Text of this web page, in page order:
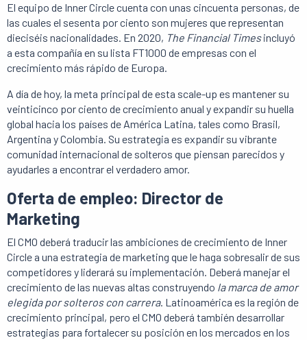
El equipo de Inner Circle cuenta con unas cincuenta personas, de
las cuales el sesenta por ciento son mujeres que representan
dieciséis nacionalidades. En 2020, The Financial Timesincluyó
a esta compañía en su lista FT1000 de empresas con el
crecimiento más rápido de Europa.
A día de hoy, la meta principal de esta scale-up es mantener su
veinticinco por ciento de crecimiento anual y expandir su huella
global hacia los países de América Latina, tales como Brasil,
Argentina y Colombia. Su estrategia es expandir su vibrante
comunidad internacional de solteros que piensan parecidos y
ayudarles a encontrar el verdadero amor.
Oferta de empleo: Director de
Marketing
El CMO deberá traducir las ambiciones de crecimiento de Inner
Circle a una estrategia de marketing que le haga sobresalir de sus
competidores y liderará su implementación. Deberá manejar el
crecimiento de las nuevas altas construyendo la marca de amor
elegida por solteros con carrera. Latinoamérica es la región de
crecimiento principal, pero el CMO deberá también desarrollar
estrategias para fortalecer su posición en los mercados en los